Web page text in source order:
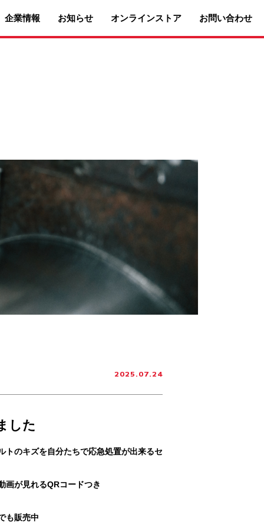
企業情報 お知らせ オンラインストア お問い合わせ
2025.07.24
した
トのキズを自分たちで応急処置が出来るセ
画が見れるQRコードつき
も販売中